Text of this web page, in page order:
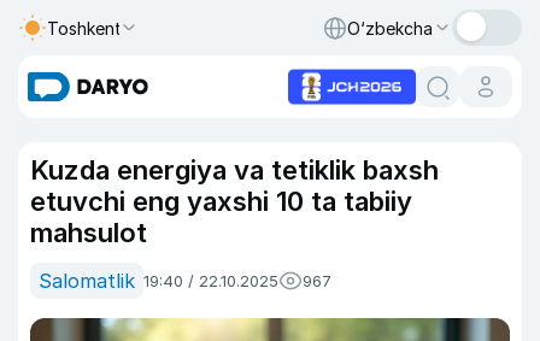
Toshkent O‘zbekcha
Kuzda energiya va tetiklik baxsh
etuvchi eng yaxshi 10 ta tabiiy
mahsulot
Salomatlik 19:40 / 22.10.2025 967